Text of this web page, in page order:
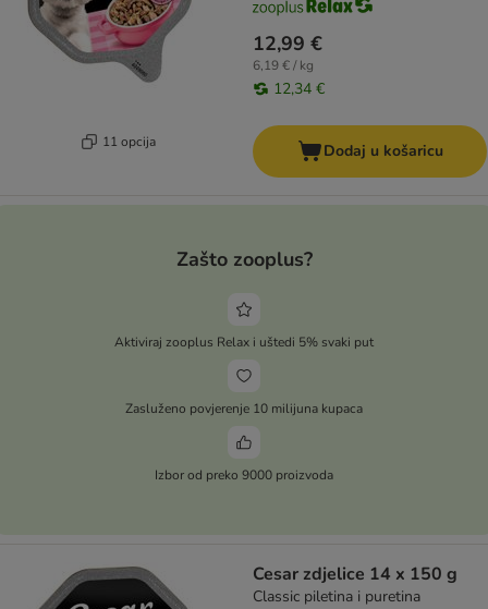
11 opcija
12,99 €
6,19 € / kg
12,34 €
Dodaj u košaricu
Zašto zooplus?
Aktiviraj zooplus Relax i uštedi 5% svaki put
Zasluženo povjerenje 10 milijuna kupaca
Izbor od preko 9000 proizvoda
Cesar zdjelice 14 x 150 g
Classic piletina i puretina